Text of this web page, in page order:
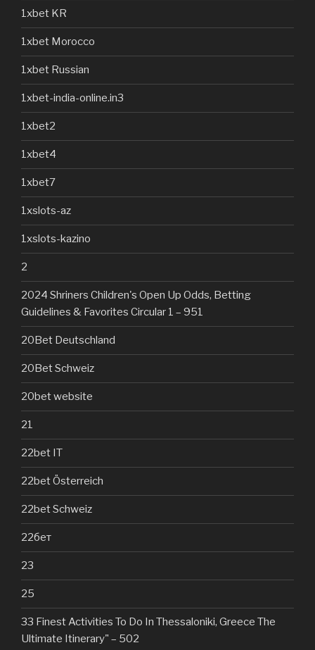
1xbet KR
1xbet Morocco
1xbet Russian
1xbet-india-online.in3
1xbet2
1xbet4
1xbet7
1xslots-az
1xslots-kazino
2
2024 Shriners Children's Open Up Odds, Betting
Guidelines & Favorites Circular 1 – 951
20Bet Deutschland
20Bet Schweiz
20bet website
21
22bet IT
22bet Österreich
22bet Schweiz
22бет
23
25
33 Finest Activities To Do In Thessaloniki, Greece The
Ultimate Itinerary" – 502